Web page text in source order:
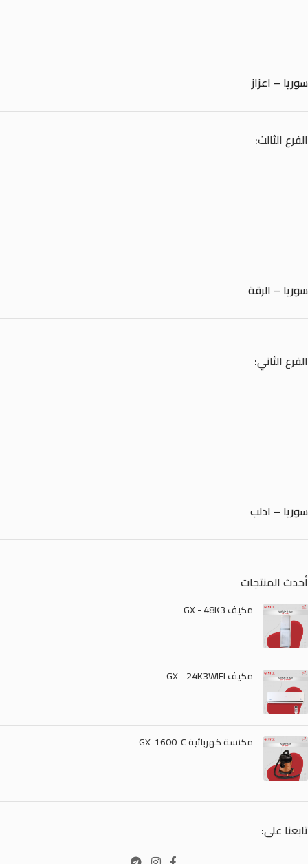
سوريا – اعزاز
الفرع الثالث:
سوريا – الرقة
الفرع الثاني:
سوريا – ادلب
أحدث المنتجات
مكيف GX - 48K3
مكيف GX - 24K3WIFI
مكنسة كهربائية GX-1600-C
تابعنا على: